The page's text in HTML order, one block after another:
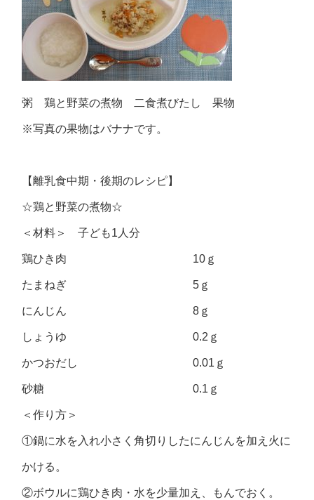
粥 鶏と野菜の煮物 二食煮びたし 果物
※写真の果物はバナナです。
【離乳食中期・後期のレシピ】
☆鶏と野菜の煮物☆
＜材料＞ 子ども1人分
鶏ひき肉 10ｇ
たまねぎ 5ｇ
にんじん 8ｇ
しょうゆ 0.2ｇ
かつおだし 0.01ｇ
砂糖 0.1ｇ
＜作り方＞
①鍋に水を入れ小さく角切りしたにんじんを加え火に
かける。
②ボウルに鶏ひき肉・水を少量加え、もんでおく。